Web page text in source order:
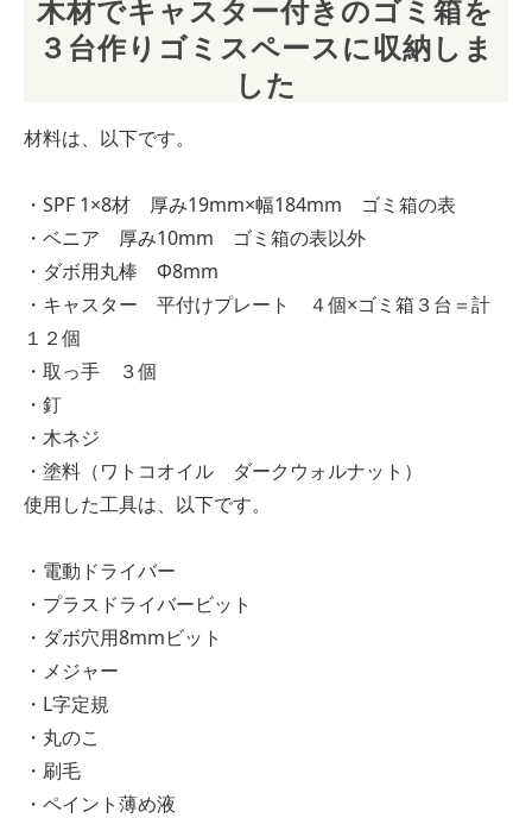
木材でキャスター付きのゴミ箱を
３台作りゴミスペースに収納しま
した
材料は、以下です。
・SPF 1×8材 厚み19mm×幅184mm ゴミ箱の表
・ベニア 厚み10mm ゴミ箱の表以外
・ダボ用丸棒 Φ8mm
・キャスター 平付けプレート ４個×ゴミ箱３台＝計
１２個
・取っ手 ３個
・釘
・木ネジ
・塗料（ワトコオイル ダークウォルナット）
使用した工具は、以下です。
・電動ドライバー
・プラスドライバービット
・ダボ穴用8mmビット
・メジャー
・L字定規
・丸のこ
・刷毛
・ペイント薄め液